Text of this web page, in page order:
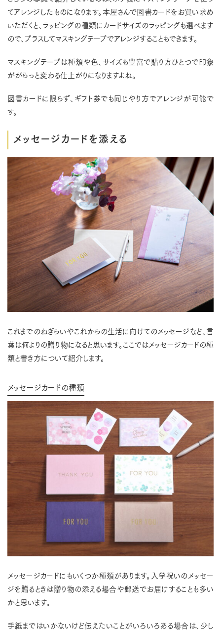
てアレンジしたものになります。本屋さんで図書カードをお買い求め
いただくと、ラッピングの種類にカードサイズのラッピングも選べます
ので、プラスしてマスキングテープでアレンジすることもできます。
マスキングテープは種類や色、サイズも豊富で貼り方ひとつで印象
ががらっと変わる仕上がりになりますよね。
図書カードに限らず、ギフト券でも同じやり方でアレンジが可能で
す。
メッセージカードを添える
これまでのねぎらいやこれからの生活に向けてのメッセージなど、言
葉は何よりの贈り物になると思います。ここではメッセージカードの種
類と書き方について紹介します。
メッセージカードの種類
メッセージカードにもいくつか種類があります。入学祝いのメッセー
ジを贈るときは贈り物の添える場合や郵送でお届けすることも多い
かと思います。
手紙まではいかないけど伝えたいことがいろいろある場合は、少し